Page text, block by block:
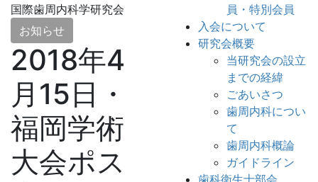
国際歯周内科学研究会
お知らせ
2018年4
月15日・
福岡学術
大会ポス
員・特別会員
入会について
研究会概要
当研究会の設立
までの経緯
ごあいさつ
歯周内科につい
て
歯周内科概論
ガイドライン
歯科衛生士部会